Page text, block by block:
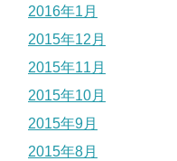
2016年1月
2015年12月
2015年11月
2015年10月
2015年9月
2015年8月